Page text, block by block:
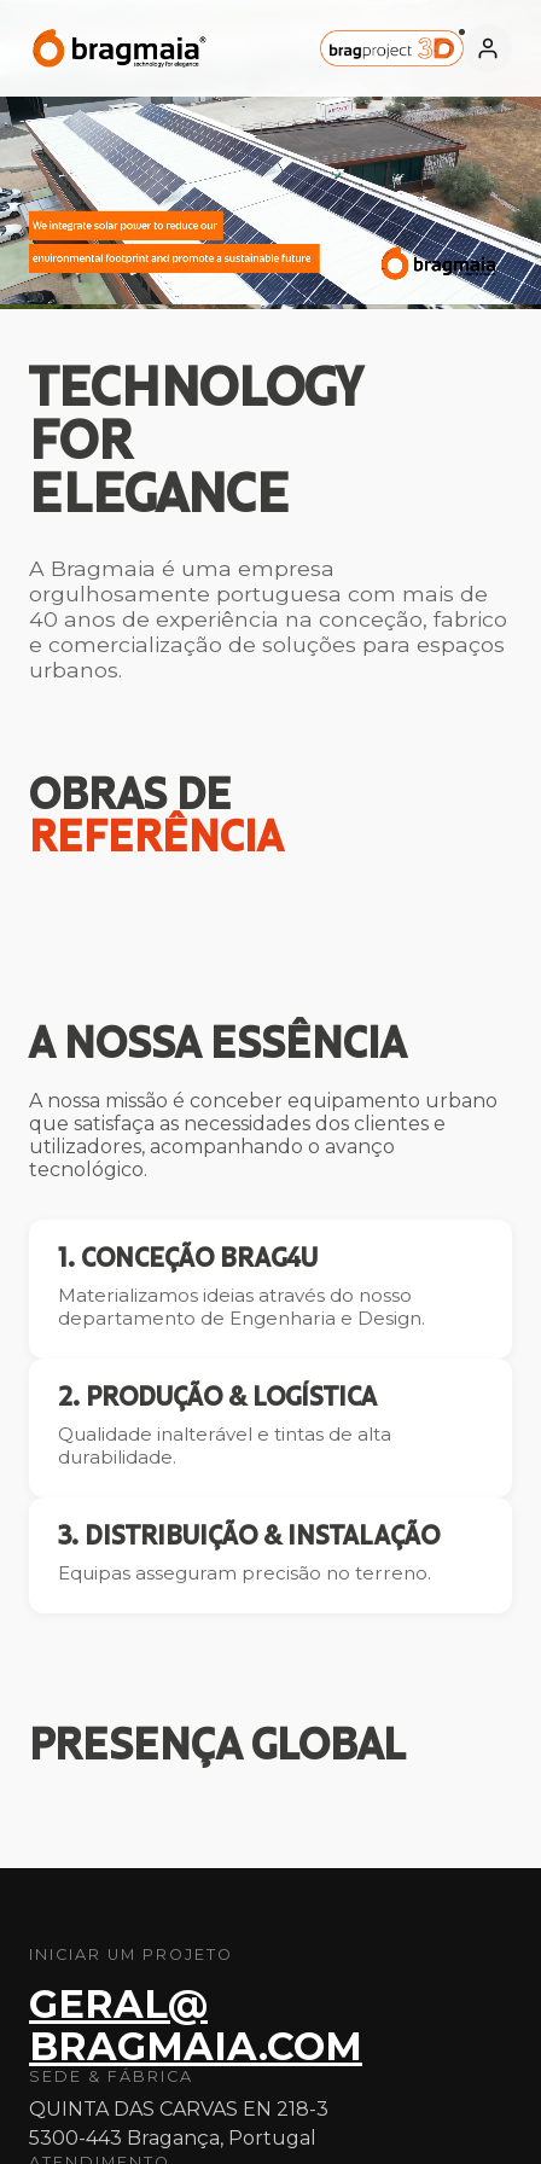
TECHNOLOGY
FOR
ELEGANCE
A Bragmaia é uma empresa
orgulhosamente portuguesa com mais de
40 anos de experiência na conceção, fabrico
e comercialização de soluções para espaços
urbanos.
OBRAS DE
REFERÊNCIA
A NOSSA ESSÊNCIA
A nossa missão é conceber equipamento urbano
que satisfaça as necessidades dos clientes e
utilizadores, acompanhando o avanço
tecnológico.
1. CONCEÇÃO BRAG4U
Materializamos ideias através do nosso
departamento de Engenharia e Design.
2. PRODUÇÃO & LOGÍSTICA
Qualidade inalterável e tintas de alta
durabilidade.
3. DISTRIBUIÇÃO & INSTALAÇÃO
Equipas asseguram precisão no terreno.
PRESENÇA GLOBAL
INICIAR UM PROJETO
GERAL@
BRAGMAIA.COM
SEDE & FÁBRICA
QUINTA DAS CARVAS EN 218-3
5300-443 Bragança, Portugal